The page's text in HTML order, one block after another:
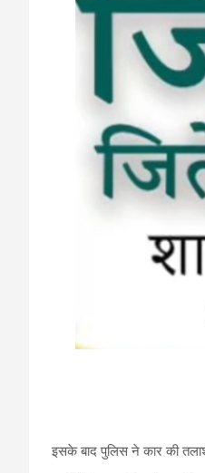
इसके बाद पुलिस ने कार की